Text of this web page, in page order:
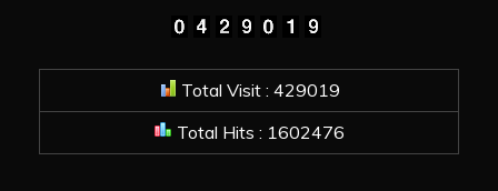
Total Visit : 429019
Total Hits : 1602476